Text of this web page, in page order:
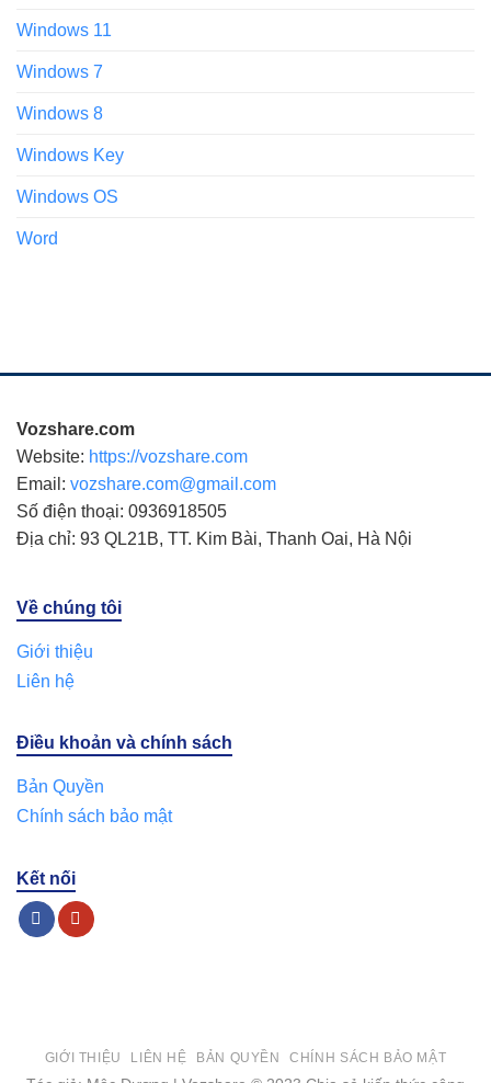
Windows 11
Windows 7
Windows 8
Windows Key
Windows OS
Word
Vozshare.com
Website: https://vozshare.com
Email: vozshare.com@gmail.com
Số điện thoại: 0936918505
Địa chỉ: 93 QL21B, TT. Kim Bài, Thanh Oai, Hà Nội
Về chúng tôi
Giới thiệu
Liên hệ
Điều khoản và chính sách
Bản Quyền
Chính sách bảo mật
Kết nối
GIỚI THIỆU LIÊN HỆ BẢN QUYỀN CHÍNH SÁCH BẢO MẬT